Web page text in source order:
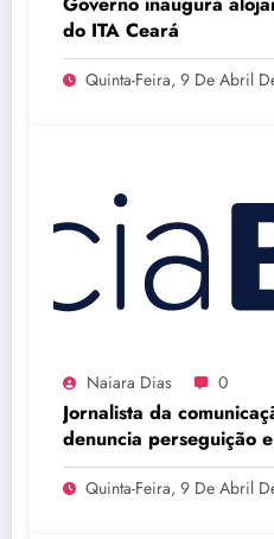
do ITA Ceará
Quinta-Feira, 9 De Abril
Naiara Dias 0
Jornalista da
denuncia perseguição
Quinta-Feira, 9 De Abril